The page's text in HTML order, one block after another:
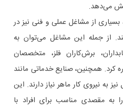
می‌دهد.
از مشاغل عملی و فنی نیز در
از جمله این مشاغل می‌توان به
برش‌کاران فلز، متخصصان
کرد. همچنین، صنایع خدماتی مانند
به نیروی کار ماهر نیاز دارند. این
به مقصدی مناسب برای افراد با